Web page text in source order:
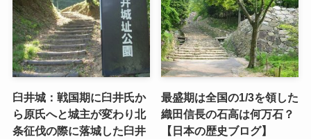
臼井城：戦国期に臼井氏か
ら原氏へと城主が変わり北
条征伐の際に落城した臼井
最盛期は全国の1/3を領した
織田信長の石高は何万石？
【日本の歴史ブログ】